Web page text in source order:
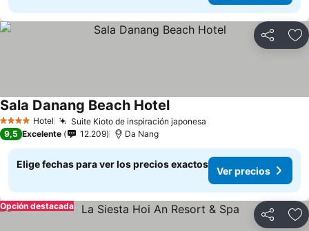
Compartir
4 EstrellasHotel Suite Kioto de inspiración japonesa
Sala Danang Beach Hotel
9,5 Excelente 12.209 Da Nang
Elige fechas para ver los precios exactos
Ver precios
Compartir
Opción destacada